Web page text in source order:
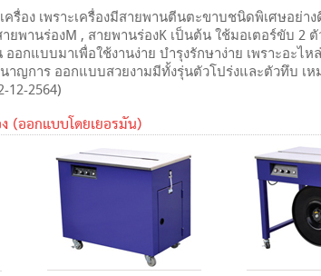
รื่อง เพราะเครื่องมีสายพานตีนตะขาบชนิดพิเศษอย่า
ยพานร่องM , สายพานร่องK เป็นต้น ใช้มอเตอร์ขับ
อกแบบมาเพื่อใช้งานง่าย บำรุงรักษาง่าย เพราะอะ
าญการ ออกแบบสวยงามมีทั้งรุ่นตัวโปร่งและตัวทึบ เ
12-2564)
(ออกแบบโดยเยอรมัน)